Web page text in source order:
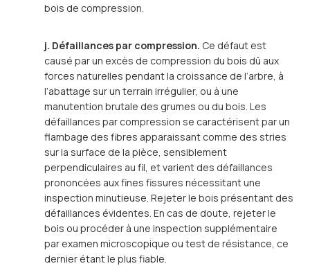
bois de compression.
j. Défaillances par compression. Ce défaut est
causé par un excès de compression du bois dû aux
forces naturelles pendant la croissance de l’arbre, à
l’abattage sur un terrain irrégulier, ou à une
manutention brutale des grumes ou du bois. Les
défaillances par compression se caractérisent par un
flambage des fibres apparaissant comme des stries
sur la surface de la pièce, sensiblement
perpendiculaires au fil, et varient des défaillances
prononcées aux fines fissures nécessitant une
inspection minutieuse. Rejeter le bois présentant des
défaillances évidentes. En cas de doute, rejeter le
bois ou procéder à une inspection supplémentaire
par examen microscopique ou test de résistance, ce
dernier étant le plus fiable.